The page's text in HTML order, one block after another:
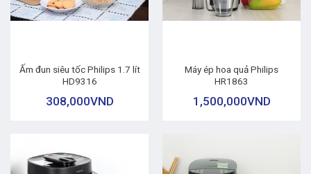
Ấm đun siêu tốc Philips 1.7 lít
HD9316
308,000VND
Máy ép hoa quả Philips
HR1863
1,500,000VND